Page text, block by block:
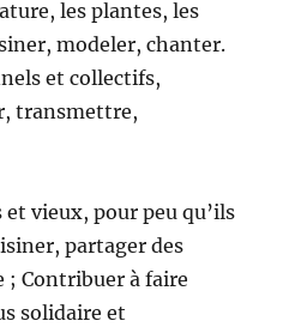
les plantes, les
modeler, chanter.
et collectifs,
transmettre,
et vieux, pour peu qu’ils
partager des
; Contribuer à faire
solidaire et